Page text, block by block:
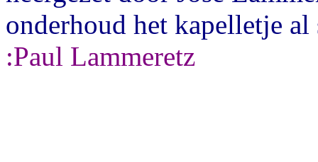
onderhoud het kapelletje
:Paul Lammeretz